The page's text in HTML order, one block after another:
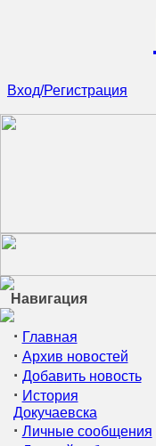
Вход/Регистрация
Навигация
· Главная
· Архив новостей
· Добавить новость
· История
Докучаевска
· Личные сообщения